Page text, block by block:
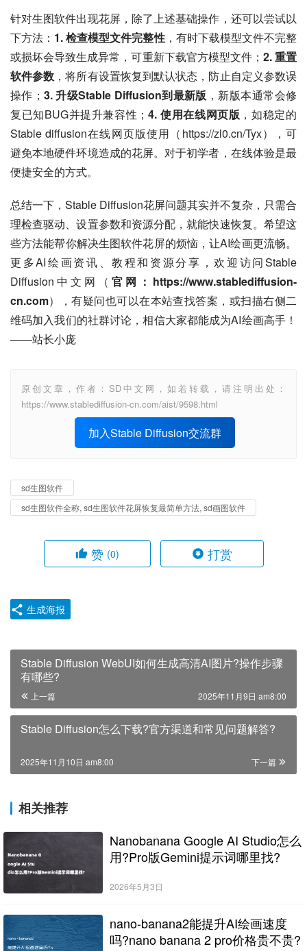
针对生图软件出现花屏，除了上述基础操作，还可以尝试以
下方法： 1. 检查模型文件完整性，有时下载模型文件不完整
或损坏会导致生成异常，可重新下载官方模型文件； 2. 重置
软件参数 ，将所有设置恢复到默认状态，防止自定义参数误
操作； 3. 升级Stable Diffusion到最新版 ，新版本通常会修
复已知BUG并提升兼容性；4. 使用在线网页版 ，如稳定的
Stable diffusion在线网页版使用（https://zl0.cn/Tyx），可
避免本地硬件环境造成的花屏。对于初学者，在线体验是最
便捷安全的方式。
总结一下，Stable Diffusion花屏问题其实并不复杂，只需合
理检查驱动、设置参数和资源分配，就能快速恢复。希望这
些方法能帮你解决生图软件花屏的烦恼，让AI绘画更流畅。
更多AI绘画资讯、教程和资源分享，欢迎访问Stable
Diffusion中文网（ 官网：https://www.stablediffusion-
cn.com），有疑问也可以在本站查找答案，或扫描右侧二
维码加入我们的社群讨论，相信大家都能成为AI绘画高手！
——站长小庞
原创文章，作者：SD中文网，如若转载，请注明出处：
https://www.stablediffusion-cn.com/aist/9598.html
加入Stable Diffusion交流群
sd生图软件
sd生图软件全称, sd生图软件花屏恢复最简单方法, sd画图软件
赞 (0) 打赏
生成海报
Stable Diffusion WebUI如何生成高清AI图片?操作步骤
有哪些?
上一篇 2025年11月9日 am8:00
Stable Diffusion怎么下载?官方渠道和常见问题解答?
下一篇
2025年11月10日 am8:00
相关推荐
Nanobanana Google AI Studio怎么
用?Pro版Gemini提示词哪里找?
2026年5月3日
nano-banana2能提升AI绘画速度
吗?nano banana 2 pro价格贵不贵?